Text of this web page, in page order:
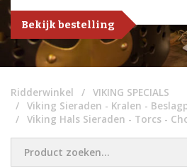
Bekijk bestelling
Ridderwinkel
VIKING SPECIALS
Viking Sieraden - Kralen -
Viking Hals Sieraden - Torcs -